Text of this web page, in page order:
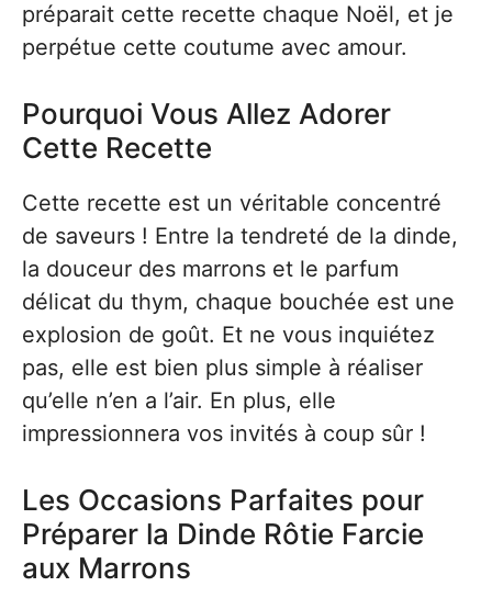
préparait cette recette chaque Noël, et je
perpétue cette coutume avec amour.
Pourquoi Vous Allez Adorer
Cette Recette
Cette recette est un véritable concentré
de saveurs ! Entre la tendreté de la dinde,
la douceur des marrons et le parfum
délicat du thym, chaque bouchée est une
explosion de goût. Et ne vous inquiétez
pas, elle est bien plus simple à réaliser
qu’elle n’en a l’air. En plus, elle
impressionnera vos invités à coup sûr !
Les Occasions Parfaites pour
Préparer la Dinde Rôtie Farcie
aux Marrons